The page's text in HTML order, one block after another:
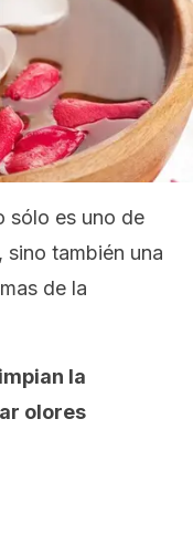
sólo es uno de
sino también una
de la
la
olores